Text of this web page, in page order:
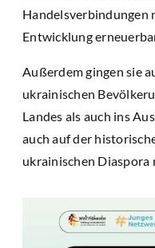
Handelsverbindungen
Entwicklung
Außerdem gingen sie
ukrainischen
Landes als auch ins
auch auf der
ukrainischen Diaspora